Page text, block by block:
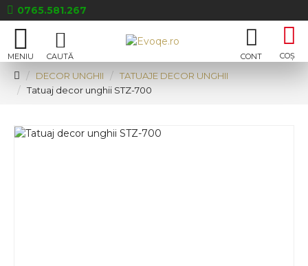
0765.581.267
DECOR UNGHII
TATUAJE DECOR UNGHII
Tatuaj decor unghii STZ-700